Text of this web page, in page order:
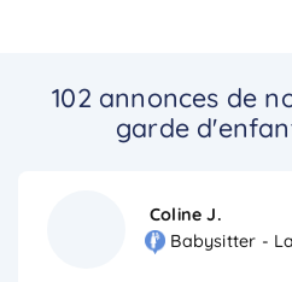
102 annonces de
garde
Coline J.
Babysitter -